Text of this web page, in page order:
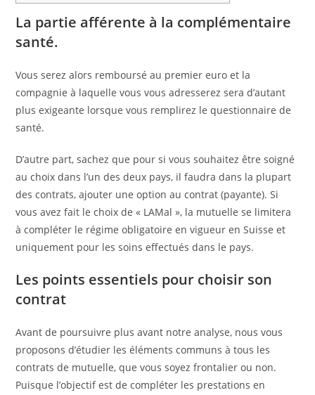
La partie afférente à la complémentaire
santé.
Vous serez alors remboursé au premier euro et la
compagnie à laquelle vous vous adresserez sera d’autant
plus exigeante lorsque vous remplirez le questionnaire de
santé.
D’autre part, sachez que pour si vous souhaitez être soigné
au choix dans l’un des deux pays, il faudra dans la plupart
des contrats, ajouter une option au contrat (payante). Si
vous avez fait le choix de « LAMal », la mutuelle se limitera
à compléter le régime obligatoire en vigueur en Suisse et
uniquement pour les soins effectués dans le pays.
Les points essentiels pour choisir son
contrat
Avant de poursuivre plus avant notre analyse, nous vous
proposons d’étudier les éléments communs à tous les
contrats de mutuelle, que vous soyez frontalier ou non.
Puisque l’objectif est de compléter les prestations en